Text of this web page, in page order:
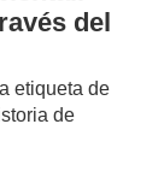
del
etiqueta de
de